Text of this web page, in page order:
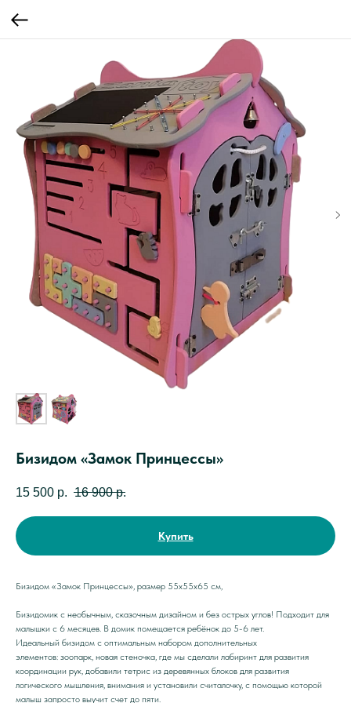
Бизидом «Замок Принцессы»
15 500 р. 16 900 р.
Купить
Бизидом «Замок Принцессы», размер 55х55х65 см,
Бизидомик с необычным, сказочным дизайном и без острых углов! Подходит для
малышки с 6 месяцев. В домик помещается ребёнок до 5-6 лет.
Идеальный бизидом с оптимальным набором дополнительных
элементов: зоопарк, новая стеночка, где мы сделали лабиринт для развития
координации рук, добавили тетрис из деревянных блоков для развития
логического мышления, внимания и установили считалочку, с помощью которой
малыш запросто выучит счет до пяти.